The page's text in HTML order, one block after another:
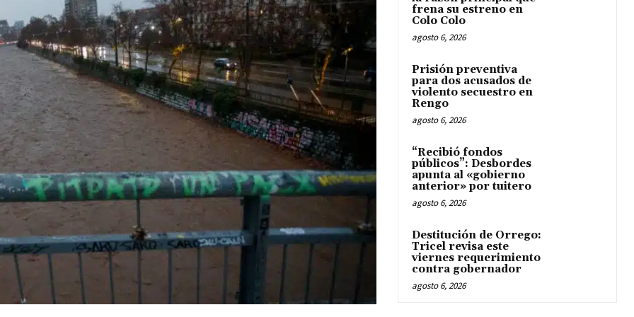
frena su estreno en
Colo Colo
agosto 6, 2026
Prisión preventiva
para dos acusados de
violento secuestro en
Rengo
agosto 6, 2026
“Recibió fondos
públicos”: Desbordes
apunta al «gobierno
anterior» por tuitero
agosto 6, 2026
Destitución de Orrego:
Tricel revisa este
viernes requerimiento
contra gobernador
agosto 6, 2026